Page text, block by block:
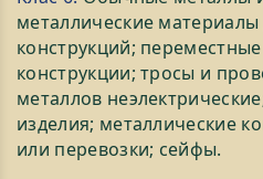
металлические материалы
конструкций;
конструкции; тросы и
металлов
изделия; металлические
или перевозки; сейфы.